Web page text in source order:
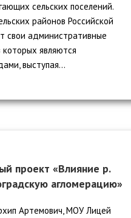
сельских поселений.
районов Российской
административные
являются
выступая...
проект «Влияние р.
агломерацию»
Артемович, МОУ Лицей